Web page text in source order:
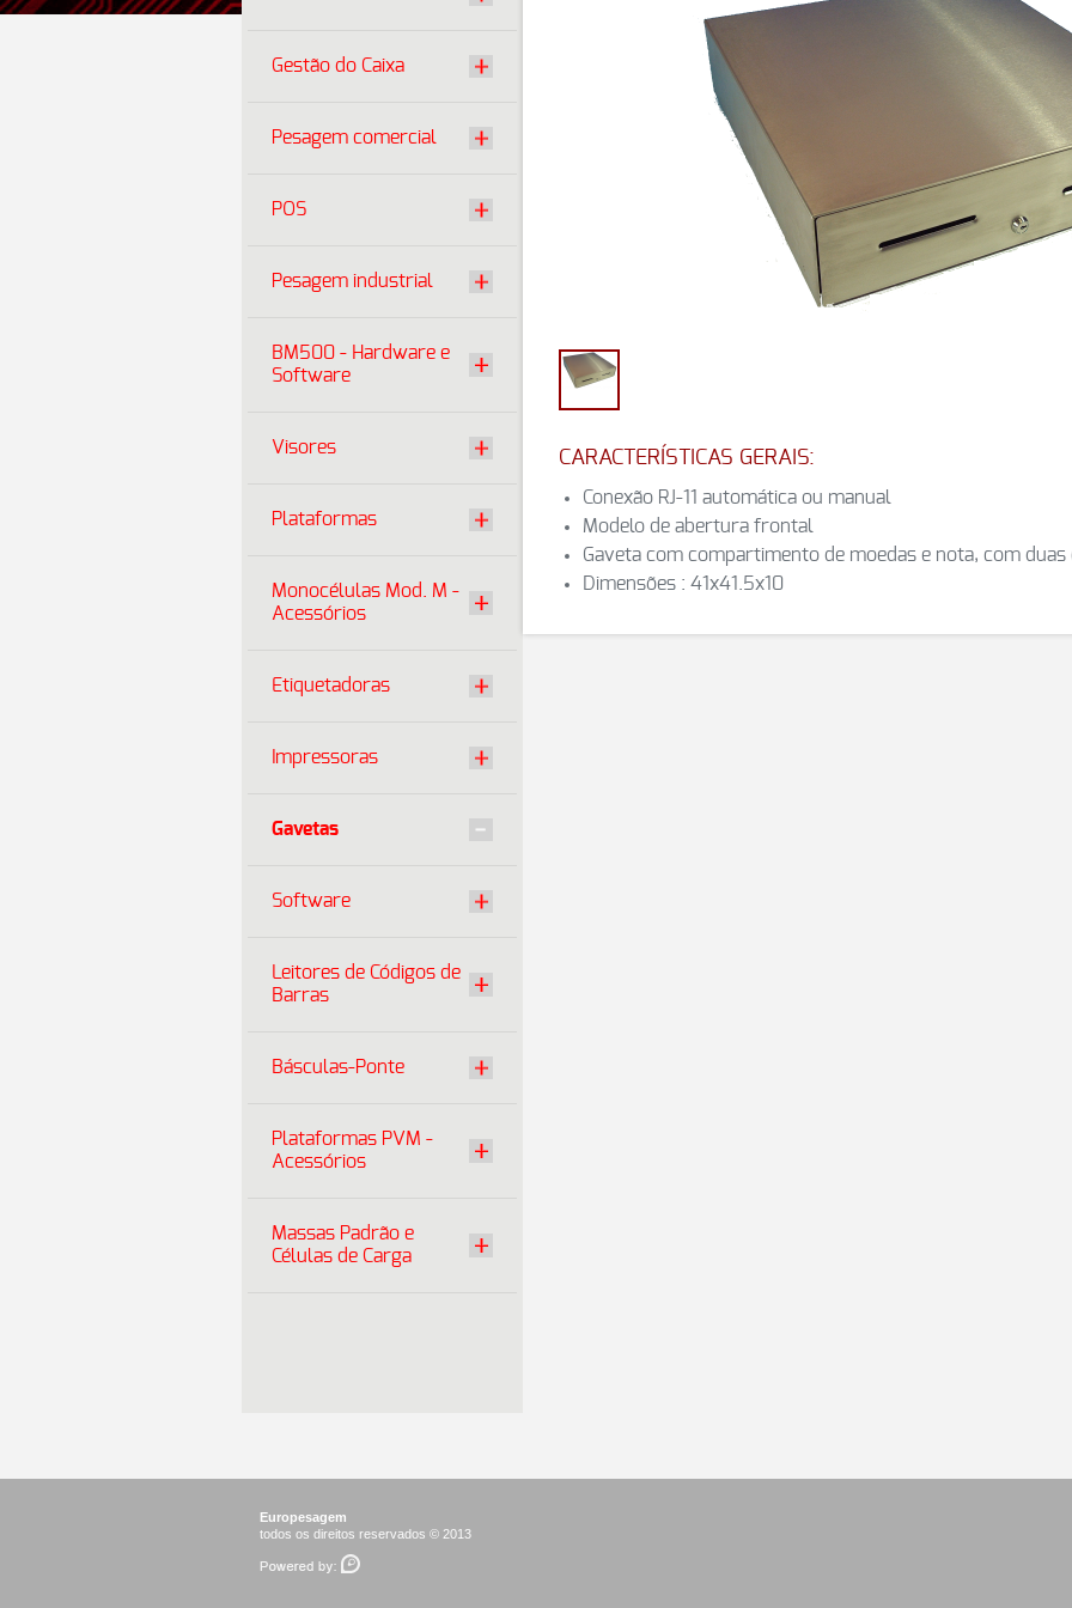
Gestão do Caixa
Pesagem comercial
POS
Pesagem industrial
BM500 - Hardware e
Software
Visores
Plataformas
Monocélulas Mod. M -
Acessórios
Etiquetadoras
Impressoras
Gavetas
Software
Leitores de Códigos de
Barras
Básculas-Ponte
Plataformas PVM -
Acessórios
Massas Padrão e
Células de Carga
CARACTERÍSTICAS GERAIS:
Conexão RJ-11 automática ou manual
Modelo de abertura frontal
Gaveta com compartimento de moedas e nota, com duas
Dimensões : 41x41.5x10
Europesagem
todos os direitos reservados © 2013